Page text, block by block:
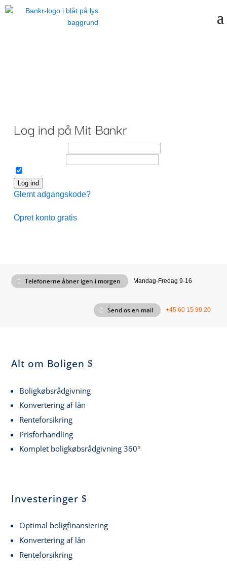
Log ind på Mit Bankr
Log ind
Glemt adgangskode?
Opret konto gratis
Telefonerne åbner igen i morgen Mandag-Fredag 9-16
Send os en mail +45 60 15 99 20
Alt om Boligen
Boligkøbsrådgivning
Konvertering af lån
Renteforsikring
Prisforhandling
Komplet boligkøbsrådgivning 360°
Investeringer
Optimal boligfinansiering
Konvertering af lån
Renteforsikring